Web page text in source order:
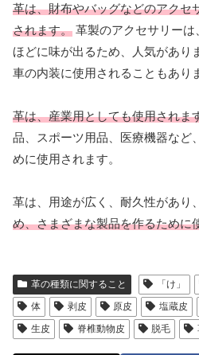
革は、財布やバッグなどのアクセ
されます。 革製のアクセサリー
ほどに味が出るため、人気があり
車の内装に使用されることもあり
革は、産業用としても使用されま
品、スポーツ用品、医療機器など
めに使用されます。
革は、用途が広く、耐久性があり
め、さまざまな製品を作るために
革の種類に関すること 「け」
体
剥皮 原皮 塩蔵皮
生皮
脊椎動物皮 脱毛